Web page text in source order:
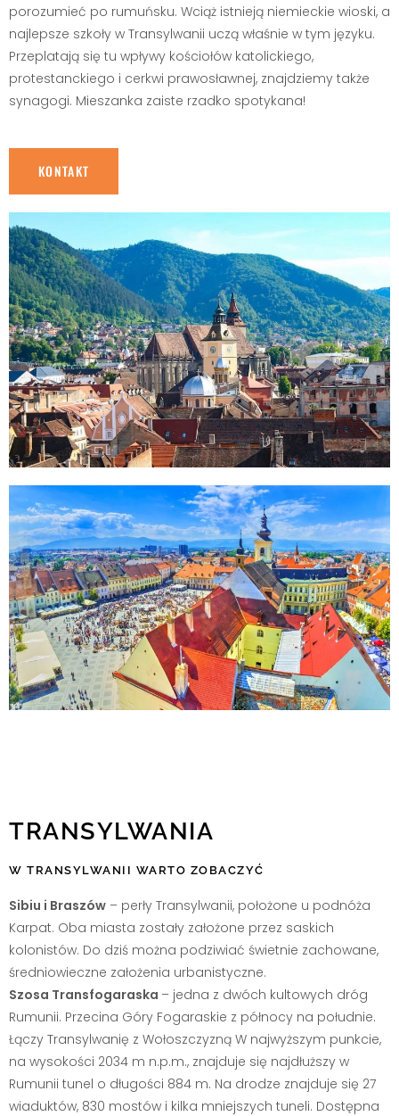
porozumieć po rumuńsku. Wciąż istnieją niemieckie wioski, a
najlepsze szkoły w Transylwanii uczą właśnie w tym języku.
Przeplatają się tu wpływy kościołów katolickiego,
protestanckiego i cerkwi prawosławnej, znajdziemy także
synagogi. Mieszanka zaiste rzadko spotykana!
KONTAKT
TRANSYLWANIA
W TRANSYLWANII WARTO ZOBACZYĆ
Sibiu i Braszów – perły Transylwanii, położone u podnóża
Karpat. Oba miasta zostały założone przez saskich
kolonistów. Do dziś można podziwiać świetnie zachowane,
średniowieczne założenia urbanistyczne.
Szosa Transfogaraska – jedna z dwóch kultowych dróg
Rumunii. Przecina Góry Fogaraskie z północy na południe.
Łączy Transylwanię z Wołoszczyzną W najwyższym punkcie,
na wysokości 2034 m n.p.m., znajduje się najdłuższy w
Rumunii tunel o długości 884 m. Na drodze znajduje się 27
wiaduktów, 830 mostów i kilka mniejszych tuneli. Dostępna